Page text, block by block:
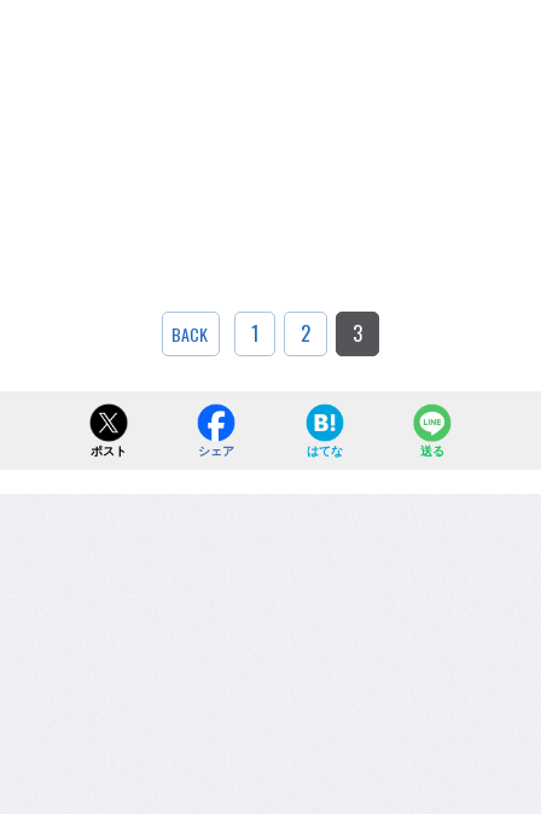
BACK 1 2 3
ポスト シェア はてな 送る